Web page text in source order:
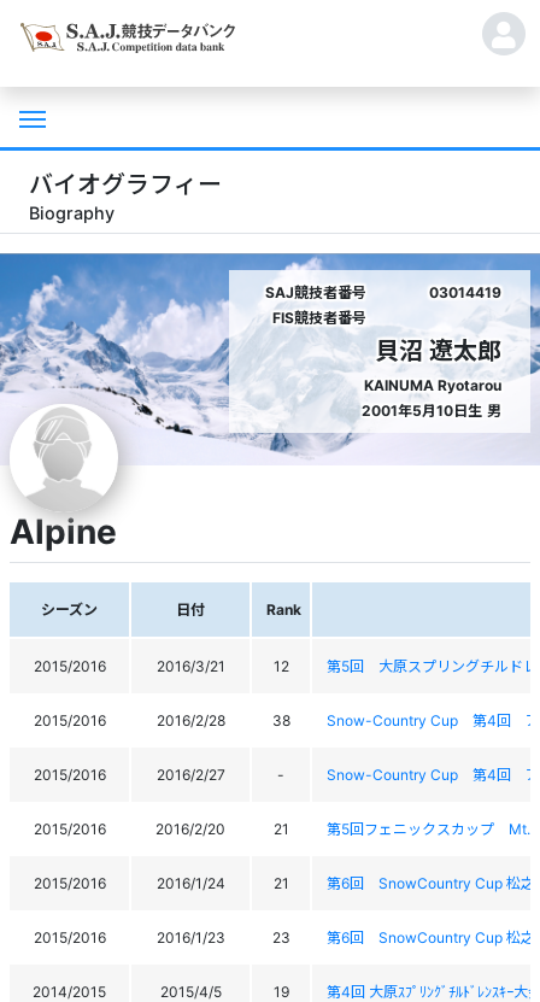
バイオグラフィー
Biography
SAJ競技者番号
03014419
FIS競技者番号
貝沼 遼太郎
KAINUMA Ryotarou
2001年5月10日生 男
Alpine
シーズン 日付 Rank
2015/2016 2016/3/21 12 第5回 大原スプリングチルドレ
2015/2016 2016/2/28 38 Snow-Country Cup 第4回 ア
2015/2016 2016/2/27 - Snow-Country Cup 第4回 ア
2015/2016 2016/2/20 21 第5回フェニックスカップ
2015/2016 2016/1/24 21 第6回 SnowCountry Cup 松之
2015/2016 2016/1/23 23 第6回 SnowCountry Cup 松之
2014/2015 2015/4/5 19 第4回 大原ｽﾌﾟﾘﾝｸﾞﾁﾙﾄﾞﾚﾝｽｷｰ大